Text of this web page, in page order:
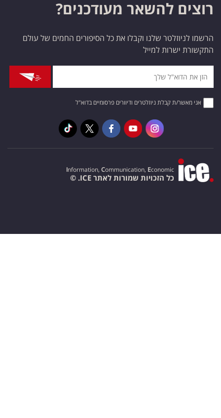
רוצים להשאר מעודכנים?
הרשמו לניוזלטר שלנו וקבלו את כל הסיפורים החמים של עולם
התקשורת ישרות למייל
אני מאשר/ת קבלת ניוזלטרים ודיוורים פרסומיים בדוא"ל
Information, Communication, Economic
כל הזכויות שמורות לאתר ICE. ©